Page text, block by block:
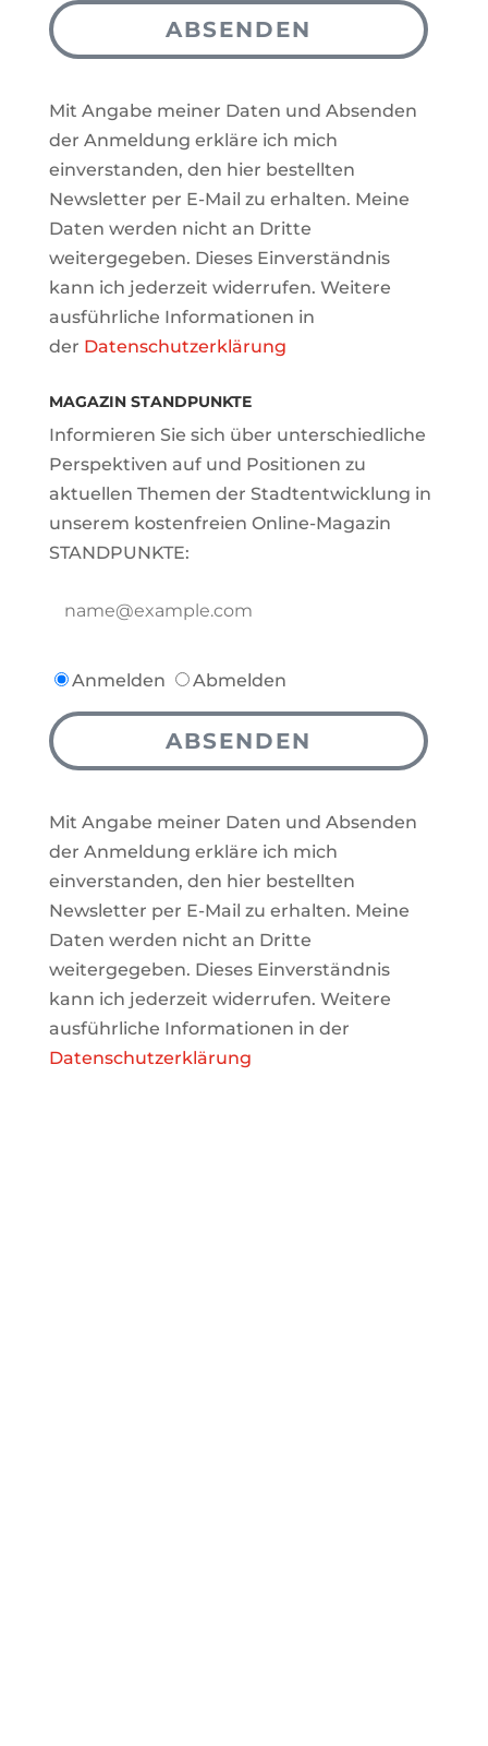
ABSENDEN
Mit Angabe meiner Daten und Absenden
der Anmeldung erkläre ich mich
einverstanden, den hier bestellten
Newsletter per E-Mail zu erhalten. Meine
Daten werden nicht an Dritte
weitergegeben. Dieses Einverständnis
kann ich jederzeit widerrufen. Weitere
ausführliche Informationen in
der Datenschutzerklärung
MAGAZIN STANDPUNKTE
Informieren Sie sich über unterschiedliche
Perspektiven auf und Positionen zu
aktuellen Themen der Stadtentwicklung in
unserem kostenfreien Online-Magazin
STANDPUNKTE:
Anmelden Abmelden
ABSENDEN
Mit Angabe meiner Daten und Absenden
der Anmeldung erkläre ich mich
einverstanden, den hier bestellten
Newsletter per E-Mail zu erhalten. Meine
Daten werden nicht an Dritte
weitergegeben. Dieses Einverständnis
kann ich jederzeit widerrufen. Weitere
ausführliche Informationen in der
Datenschutzerklärung